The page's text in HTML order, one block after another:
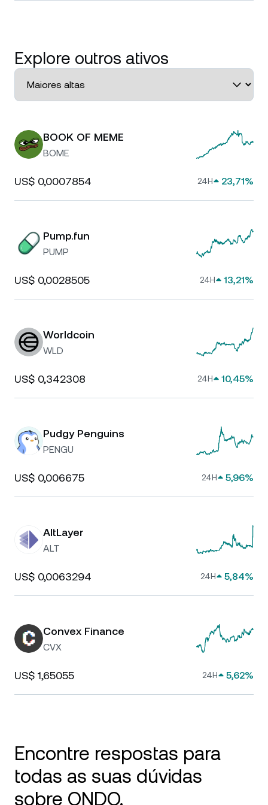
Explore outros ativos
BOOK OF MEME
BOME
US$ 0,0007854 24H 23,71%
Pump.fun
PUMP
US$ 0,0028505 24H 13,21%
Worldcoin
WLD
US$ 0,342308 24H 10,45%
Pudgy Penguins
PENGU
US$ 0,006675 24H 5,96%
AltLayer
ALT
US$ 0,0063294 24H 5,84%
Convex Finance
CVX
US$ 1,65055 24H 5,62%
Encontre respostas para
todas as suas dúvidas
sobre ONDO.